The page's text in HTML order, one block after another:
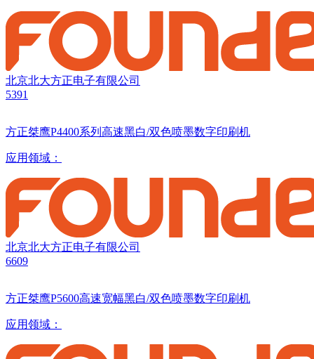
北京北大方正电子有限公司
5391
方正桀鹰P4400系列高速黑白/双色喷墨数字印刷机
应用领域：
北京北大方正电子有限公司
6609
方正桀鹰P5600高速宽幅黑白/双色喷墨数字印刷机
应用领域：